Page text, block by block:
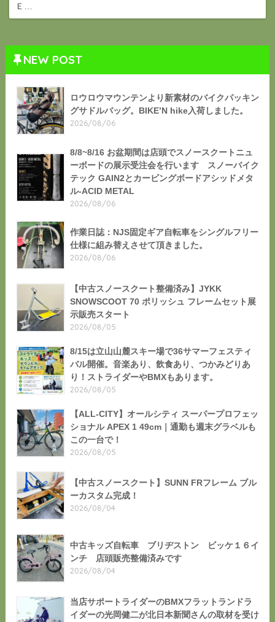
Ｅ…
NEW POST
ロウロウマウンテンより新素材のバイクパッキン
グサドルバッグ。BIKE’N hike入荷しました。
2026/08/06
8/8~8/16 お盆期間は店頭でスノースクートニュ
ーボードの展示受注会を行います スノーバイク
テック GAIN2とカービングボードアシッドメタ
ル-ACID METAL
2026/08/06
作業日誌：NJS固定ギア自転車をシングルフリー
仕様に組み替えさせて頂きました。
2026/08/06
【中古スノースクート整備済み】JYKK
SNOWSCOOT 70 ポリッシュ フレームセット展
示販売スタート
2026/08/05
8/15は立山山麓スキー場で36サマーフェスティ
バル開催。音楽あり、飲食あり、つかみどりあ
り！ストライダーやBMXもあります。
2026/08/05
【ALL-CITY】オールシティ スーパープロフェッ
ショナル APEX 1 49cm｜通勤も週末グラベルも
この一台で！
2026/08/05
【中古スノースクート】SUNN FRフレーム ブル
ーカスタム完成！
2026/08/04
中古キッズ自転車 ブリヂストン ビッケ１６イ
ンチ 店頭販売整備済みです
2026/08/04
当店サポートライダーのBMXフラットランドラ
イダーの光岡健二が北日本新聞さんの取材を受け